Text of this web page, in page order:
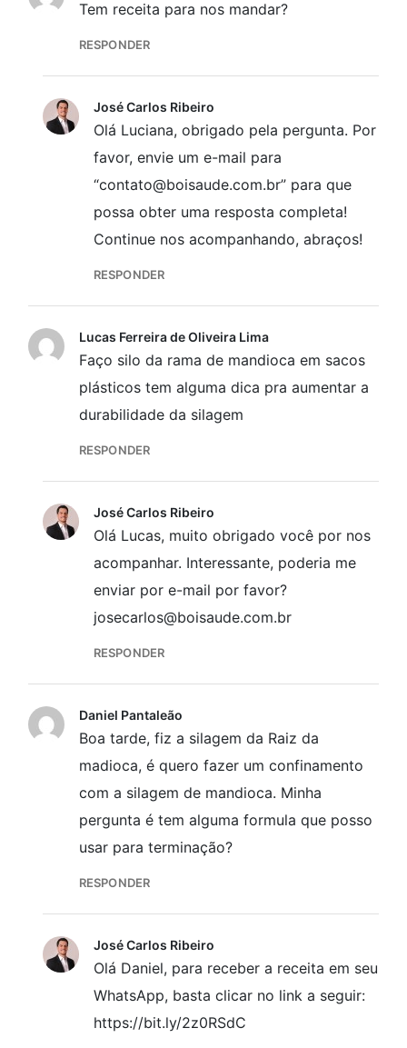
Tem receita para nos mandar?
RESPONDER
José Carlos Ribeiro
Olá Luciana, obrigado pela pergunta. Por
favor, envie um e-mail para
“contato@boisaude.com.br” para que
possa obter uma resposta completa!
Continue nos acompanhando, abraços!
RESPONDER
Lucas Ferreira de Oliveira Lima
Faço silo da rama de mandioca em sacos
plásticos tem alguma dica pra aumentar a
durabilidade da silagem
RESPONDER
José Carlos Ribeiro
Olá Lucas, muito obrigado você por nos
acompanhar. Interessante, poderia me
enviar por e-mail por favor?
josecarlos@boisaude.com.br
RESPONDER
Daniel Pantaleão
Boa tarde, fiz a silagem da Raiz da
madioca, é quero fazer um confinamento
com a silagem de mandioca. Minha
pergunta é tem alguma formula que posso
usar para terminação?
RESPONDER
José Carlos Ribeiro
Olá Daniel, para receber a receita em seu
WhatsApp, basta clicar no link a seguir:
https://bit.ly/2z0RSdC